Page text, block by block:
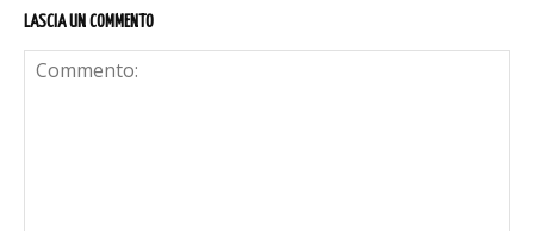
LASCIA UN COMMENTO